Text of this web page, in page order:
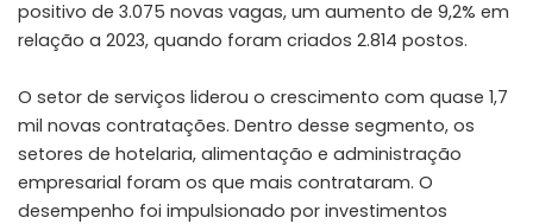
positivo de 3.075 novas vagas, um aumento de 9,2% em
relação a 2023, quando foram criados 2.814 postos.
O setor de serviços liderou o crescimento com quase 1,7
mil novas contratações. Dentro desse segmento, os
setores de hotelaria, alimentação e administração
empresarial foram os que mais contrataram. O
desempenho foi impulsionado por investimentos